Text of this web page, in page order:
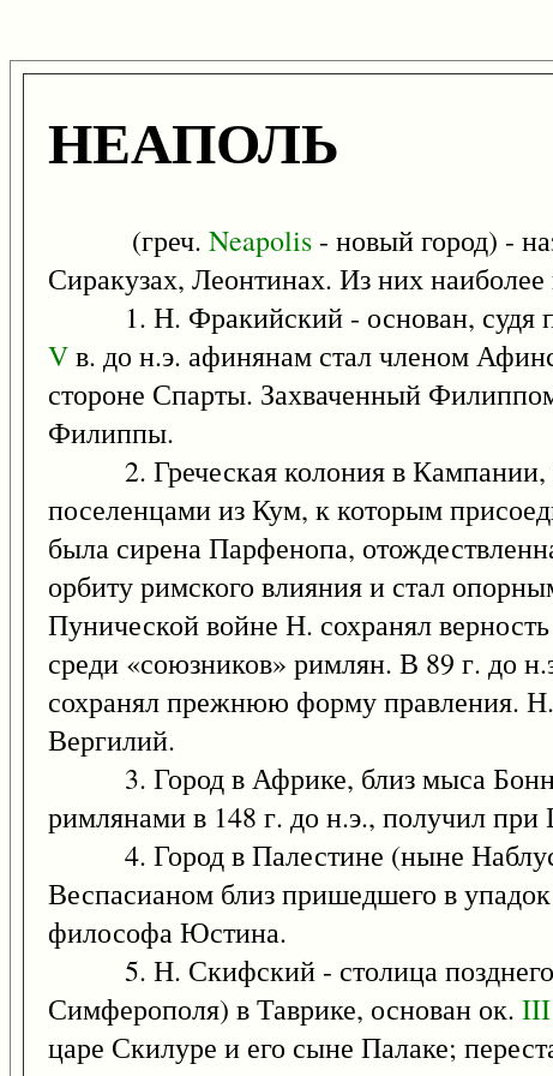
НЕАПОЛЬ
(греч. Neapolis - новый город) -
Сиракузах, Леонтинах. Из них наиболее
1. Н. Фракийский - основан, судя
Vв. до н.э. афинянам стал членом
стороне Спарты. Захваченный
Филиппы.
2. Греческая колония в Кампании, в
поселенцами из Кум, к которым
была сирена Парфенопа,
орбиту римского влияния и стал
Пунической войне Н. сохранял
среди «союзников» римлян. В 89 г. до
сохранял прежнюю форму правления.
Вергилий.
3. Город в Африке, близ мыса Бонн,
римлянами в 148 г. до н.э., получил при
4. Город в Палестине (ныне
Веспасианом близ пришедшего в
философа Юстина.
5. Н. Скифский - столица позднего
Симферополя) в Таврике, основан ок. III
царе Скилуре и его сыне Палаке;